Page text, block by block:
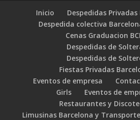
Inicio
Despedidas
Despedida colectiva
Cenas Graduacion
Despedidas de
Despedidas de
Fiestas Privadas
Eventos de empresa
Girls
Eventos de
Restaurantes y
Limusinas Barcelona y